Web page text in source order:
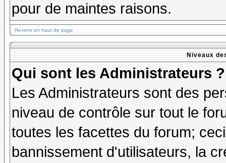
pour de maintes raisons.
Revenir en haut de page
Niveaux
Qui sont les Administrateurs ?
Les Administrateurs sont des
niveau de contrôle sur tout le
toutes les facettes du forum;
bannissement d'utilisateurs, la